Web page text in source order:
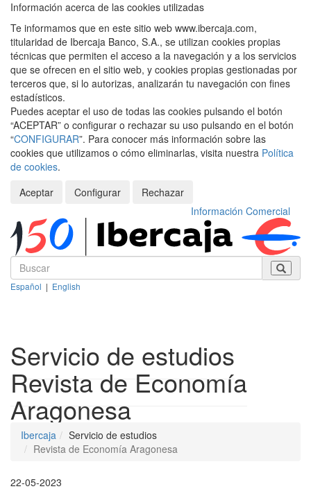
Información acerca de las cookies utilizadas
Te informamos que en este sitio web www.ibercaja.com,
titularidad de Ibercaja Banco, S.A., se utilizan cookies propias
técnicas que permiten el acceso a la navegación y a los servicios
que se ofrecen en el sitio web, y cookies propias gestionadas por
terceros que, si lo autorizas, analizarán tu navegación con fines
estadísticos.
Puedes aceptar el uso de todas las cookies pulsando el botón
“ACEPTAR” o configurar o rechazar su uso pulsando en el botón
“CONFIGURAR”. Para conocer más información sobre las
cookies que utilizamos o cómo eliminarlas, visita nuestra Política
de cookies.
Aceptar
Configurar
Rechazar
Información Comercial
Español | English
Servicio de estudios
Revista de Economía
Aragonesa
Ibercaja
Servicio de estudios
Revista de Economía Aragonesa
22-05-2023